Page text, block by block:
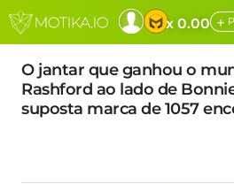
x 0.00 +
O jantar que ganhou o
Rashford ao lado de
suposta marca de 1057